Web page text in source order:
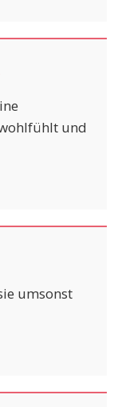
und
umsonst